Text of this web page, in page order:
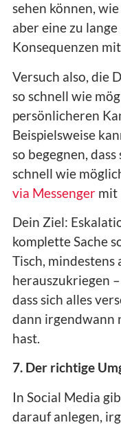
sehen können,
aber eine zu
Konsequenzen
Versuch also, die
so schnell wie
persönlicheren
Beispielsweise
so begegnen,
schnell wie
via Messengermit
Dein Ziel:
komplette Sache
Tisch, mindestens
herauszukriegen
dass sich alles
dann irgendwann
hast.
7. Der richtige
In Social Media
darauf anlegen,